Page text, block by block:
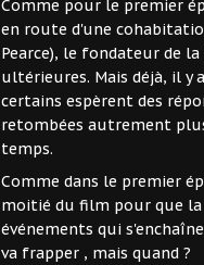
Comme pour le premier
en route d'une
Pearce), le fondateur de
ultérieures. Mais déjà, il y
certains espèrent des
retombées autrement
temps.
Comme dans le premier
moitié du film pour que la
événements qui
va frapper , mais quand ?